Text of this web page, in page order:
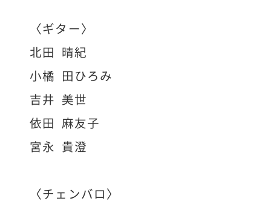
〈ギター〉
北田 晴紀
小橘 田ひろみ
吉井 美世
依田 麻友子
宮永 貴澄
〈チェンバロ〉